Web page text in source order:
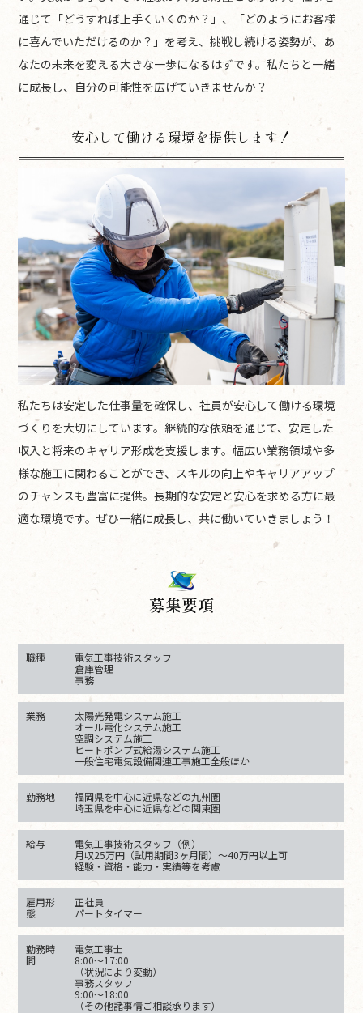
通じて「どうすれば上手くいくのか？」、「どのようにお客様
に喜んでいただけるのか？」を考え、挑戦し続ける姿勢が、あ
なたの未来を変える大きな一歩になるはずです。私たちと一緒
に成長し、自分の可能性を広げていきませんか？
安心して働ける環境を提供します！
私たちは安定した仕事量を確保し、社員が安心して働ける環境
づくりを大切にしています。継続的な依頼を通じて、安定した
収入と将来のキャリア形成を支援します。幅広い業務領域や多
様な施工に関わることができ、スキルの向上やキャリアアップ
のチャンスも豊富に提供。長期的な安定と安心を求める方に最
適な環境です。ぜひ一緒に成長し、共に働いていきましょう！
募集要項
職種
電気工事技術スタッフ
倉庫管理
事務
業務
太陽光発電システム施工
オール電化システム施工
空調システム施工
ヒートポンプ式給湯システム施工
一般住宅電気設備関連工事施工全般ほか
勤務地
福岡県を中心に近県などの九州圏
埼玉県を中心に近県などの関東圏
給与
電気工事技術スタッフ（例）
月収25万円（試用期間3ヶ月間）〜40万円以上可
経験・資格・能力・実績等を考慮
雇用形
態
正社員
パートタイマー
勤務時
間
電気工事士
8:00〜17:00
（状況により変動）
事務スタッフ
9:00〜18:00
（その他諸事情ご相談承ります）